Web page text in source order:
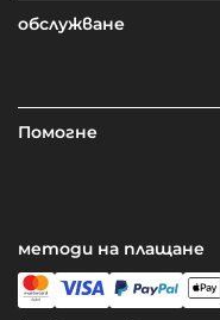
обслужване
Помогне
методи на плащане